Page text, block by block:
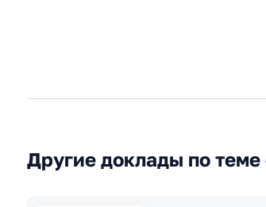
Другие доклады по